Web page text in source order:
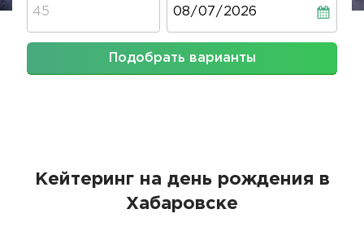
Подобрать варианты
Кейтеринг на день рождения в
Хабаровске